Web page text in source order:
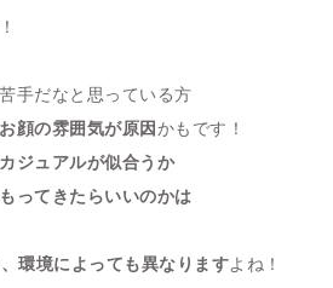
手だなと思っている方
お顔の雰囲気が原因かもです！
ジュアルが似合うか
ってきたらいいのかは
環境によっても異なりますよね！